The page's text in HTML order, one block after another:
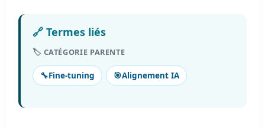
🔗 Termes liés
🏷️ CATÉGORIE PARENTE
🔧Fine-tuning 🎯Alignement IA